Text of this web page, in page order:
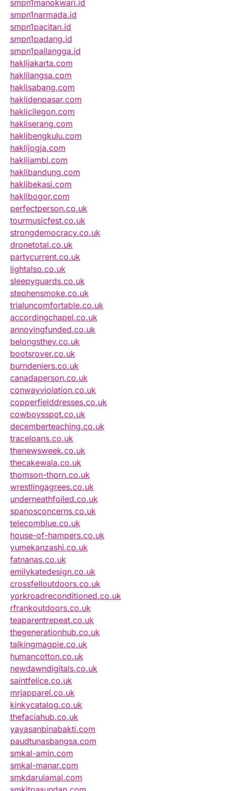
smpn1manokwari.id
smpn1narmada.id
smpn1pacitan.id
smpn1padang.id
smpn1pailangga.id
haklijakarta.com
haklilangsa.com
haklisabang.com
haklidenpasar.com
haklicilegon.com
hakliserang.com
haklibengkulu.com
haklijogja.com
haklijambi.com
haklibandung.com
haklibekasi.com
haklibogor.com
perfectperson.co.uk
tourmusicfest.co.uk
strongdemocracy.co.uk
dronetotal.co.uk
partycurrent.co.uk
lightalso.co.uk
sleepyguards.co.uk
stephensmoke.co.uk
trialuncomfortable.co.uk
accordingchapel.co.uk
annoyingfunded.co.uk
belongsthey.co.uk
bootsrover.co.uk
burndeniers.co.uk
canadaperson.co.uk
conwayviolation.co.uk
copperfielddresses.co.uk
cowboysspot.co.uk
decemberteaching.co.uk
traceloans.co.uk
thenewsweek.co.uk
thecakewala.co.uk
thomson-thorn.co.uk
wrestlingagrees.co.uk
underneathfoiled.co.uk
spanosconcerns.co.uk
telecomblue.co.uk
house-of-hampers.co.uk
yumekanzashi.co.uk
fatnanas.co.uk
emilykatedesign.co.uk
crossfelloutdoors.co.uk
yorkroadreconditioned.co.uk
rfrankoutdoors.co.uk
teaparentrepeat.co.uk
thegenerationhub.co.uk
talkingmagpie.co.uk
humancotton.co.uk
newdawndigitals.co.uk
saintfelice.co.uk
mrjapparel.co.uk
kinkycatalog.co.uk
thefaciahub.co.uk
yayasanbinabakti.com
paudtunasbangsa.com
smkal-amin.com
smkal-manar.com
smkdarulamal.com